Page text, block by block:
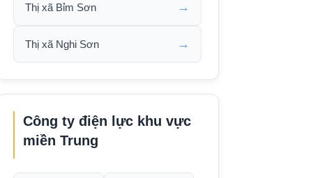
Thị xã Bỉm Sơn →
Thị xã Nghi Sơn →
Công ty điện lực khu vực
miền Trung